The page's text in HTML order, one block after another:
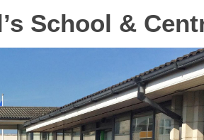
School &